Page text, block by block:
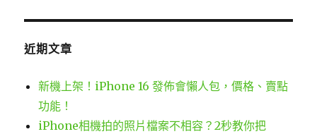
近期文章
新機上架！iPhone 16 發佈會懶人包，價格、賣點
功能！
iPhone相機拍的照片檔案不相容？2秒教你把